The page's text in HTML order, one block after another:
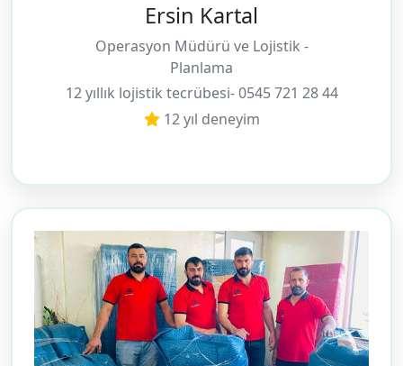
Ersin Kartal
Operasyon Müdürü ve Lojistik -
Planlama
12 yıllık lojistik tecrübesi- 0545 721 28 44
12 yıl deneyim